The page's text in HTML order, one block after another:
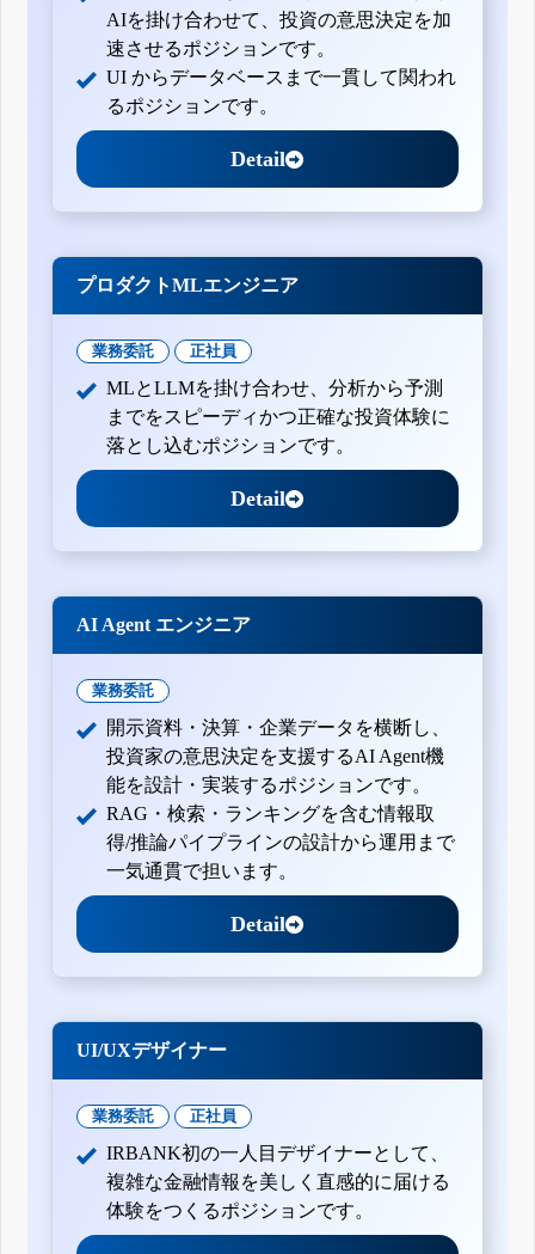
AIを掛け合わせて、投資の意思決定を加
速させるポジションです。
UI からデータベースまで一貫して関われ
るポジションです。
Detail
プロダクトMLエンジニア
業務委託 正社員
MLとLLMを掛け合わせ、分析から予測
までをスピーディかつ正確な投資体験に
落とし込むポジションです。
Detail
AI Agent エンジニア
業務委託
開示資料・決算・企業データを横断し、
投資家の意思決定を支援するAI Agent機
能を設計・実装するポジションです。
RAG・検索・ランキングを含む情報取
得/推論パイプラインの設計から運用まで
一気通貫で担います。
Detail
UI/UXデザイナー
業務委託 正社員
IRBANK初の一人目デザイナーとして、
複雑な金融情報を美しく直感的に届ける
体験をつくるポジションです。